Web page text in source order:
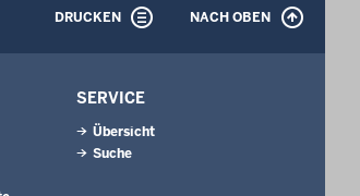
DRUCKEN NACH OBEN
SERVICE
Übersicht
Suche